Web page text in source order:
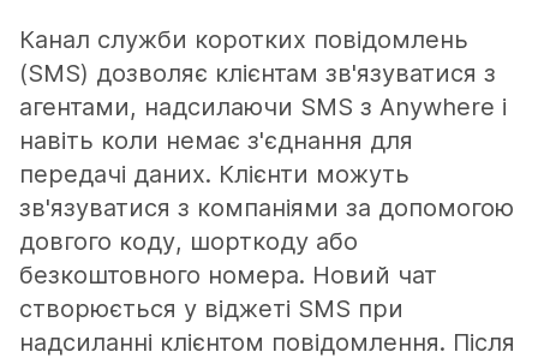
Канал служби коротких повідомлень
(SMS) дозволяє клієнтам зв'язуватися з
агентами, надсилаючи SMS з Anywhere і
навіть коли немає з'єднання для
передачі даних. Клієнти можуть
зв'язуватися з компаніями за допомогою
довгого коду, шорткоду або
безкоштовного номера. Новий чат
створюється у віджеті SMS при
надсиланні клієнтом повідомлення. Після